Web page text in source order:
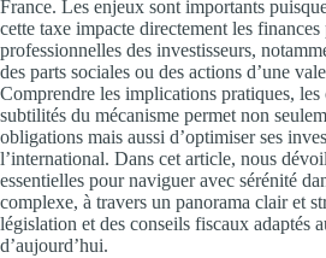
France. Les enjeux sont importants
cette taxe impacte directement les finances
professionnelles des investisseurs,
des parts sociales ou des actions d’une
Comprendre les implications pratiques, les
subtilités du mécanisme permet non
obligations mais aussi d’optimiser ses
l’international. Dans cet article, nous
essentielles pour naviguer avec sérénité
complexe, à travers un panorama clair et
législation et des conseils fiscaux adaptés
d’aujourd’hui.